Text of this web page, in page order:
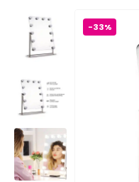
-33%